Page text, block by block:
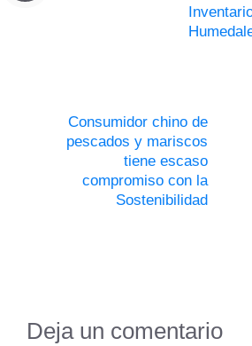
Consumidor chino de
pescados y mariscos
tiene escaso
compromiso con la
Sostenibilidad
Deja un comentario